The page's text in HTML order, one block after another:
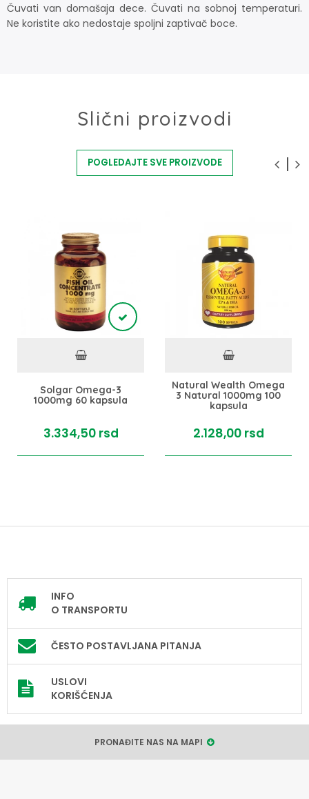
Čuvati van domašaja dece. Čuvati na sobnoj temperaturi.
Ne koristite ako nedostaje spoljni zaptivač boce.
Slični proizvodi
POGLEDAJTE SVE PROIZVODE
Solgar Omega-3
1000mg 60 kapsula
3.334,50 rsd
Natural Wealth Omega
3 Natural 1000mg 100
kapsula
2.128,00 rsd
INFO
O TRANSPORTU
ČESTO POSTAVLJANA PITANJA
USLOVI
KORIŠĆENJA
PRONAĐITE NAS NA MAPI